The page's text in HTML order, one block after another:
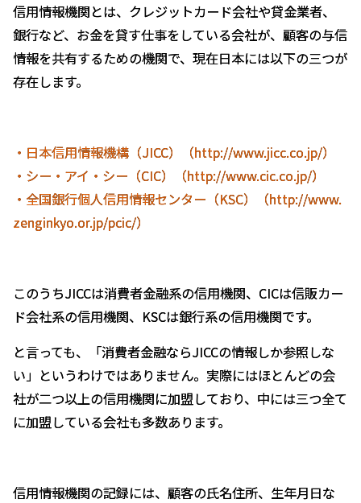
信用情報機関とは、クレジットカード会社や貸金業者、
銀行など、お金を貸す仕事をしている会社が、顧客の与信
情報を共有するための機関で、現在日本には以下の三つが
存在します。
・日本信用情報機構（JICC）
（http://www.jicc.co.jp/）
・シー・アイ・シー（CIC）
（http://www.cic.co.jp/）
・全国銀行個人信用情報センター（KSC）
（http://www.
zenginkyo.or.jp/pcic/）
このうちJICCは消費者金融系の信用機関、CICは信販カー
ド会社系の信用機関、KSCは銀行系の信用機関です。
と言っても、「消費者金融ならJICCの情報しか参照しな
い」というわけではありません。実際にはほとんどの会
社が二つ以上の信用機関に加盟しており、中には三つ全て
に加盟している会社も多数あります。
信用情報機関の記録には、顧客の氏名住所、生年月日な